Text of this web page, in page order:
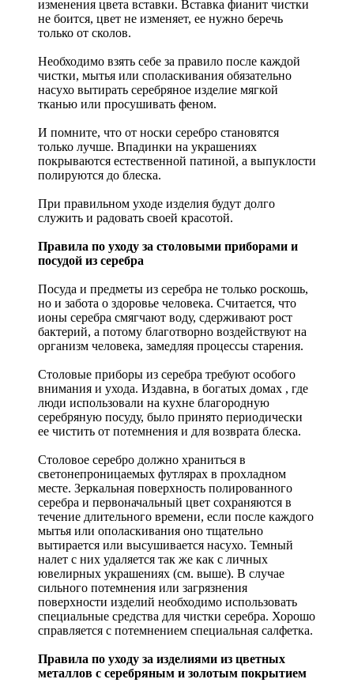
изменения цвета вставки. Вставка фианит чистки
не боится, цвет не изменяет, ее нужно беречь
только от сколов.
Необходимо взять себе за правило после каждой
чистки, мытья или споласкивания обязательно
насухо вытирать серебряное изделие мягкой
тканью или просушивать феном.
И помните, что от носки серебро становятся
только лучше. Впадинки на украшениях
покрываются естественной патиной, а выпуклости
полируются до блеска.
При правильном уходе изделия будут долго
служить и радовать своей красотой.
Правила по уходу за столовыми приборами и
посудой из серебра
Посуда и предметы из серебра не только роскошь,
но и забота о здоровье человека. Считается, что
ионы серебра смягчают воду, сдерживают рост
бактерий, а потому благотворно воздействуют на
организм человека, замедляя процессы старения.
Столовые приборы из серебра требуют особого
внимания и ухода. Издавна, в богатых домах , где
люди использовали на кухне благородную
серебряную посуду, было принято периодически
ее чистить от потемнения и для возврата блеска.
Столовое серебро должно храниться в
светонепроницаемых футлярах в прохладном
месте. Зеркальная поверхность полированного
серебра и первоначальный цвет сохраняются в
течение длительного времени, если после каждого
мытья или ополаскивания оно тщательно
вытирается или высушивается насухо. Темный
налет с них удаляется так же как с личных
ювелирных украшениях (см. выше). В случае
сильного потемнения или загрязнения
поверхности изделий необходимо использовать
специальные средства для чистки серебра. Хорошо
справляется с потемнением специальная салфетка.
Правила по уходу за изделиями из цветных
металлов с серебряным и золотым покрытием